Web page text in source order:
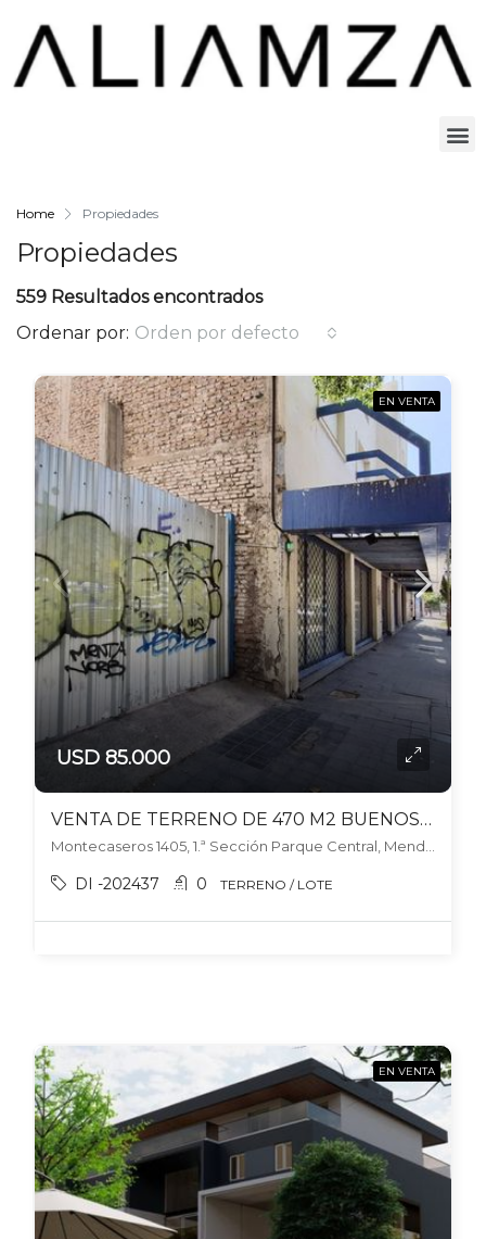
Home Propiedades
Propiedades
559 Resultados encontrados
Ordenar por: Orden por defecto
EN VENTA
USD 85.000
VENTA DE TERRENO DE 470 M2 BUENOS AIRES y MONTECASEROS – CIUDAD DE MENDOZA
Montecaseros 1405, 1.ª Sección Parque Central, Mendoza
DI -202437 0 TERRENO / LOTE
EN VENTA